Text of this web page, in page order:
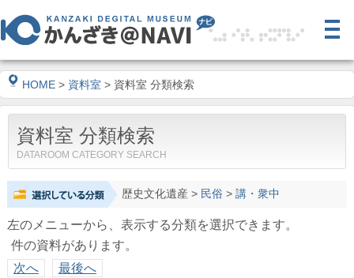
HOME > 資料室 > 資料室 分類検索
資料室 分類検索
DATAROOM CATEGORY SEARCH
歴史文化遺産> 民俗> 講・衆中
左のメニューから、表示する分類を選択できます。
件の資料があります。
次へ
最後へ